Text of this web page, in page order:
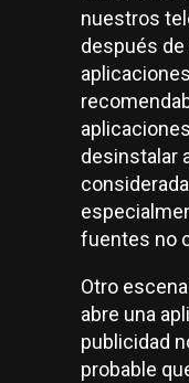
nuestros
después
desinstalar
fuentes no
Otro
abre una
publicidad
probable